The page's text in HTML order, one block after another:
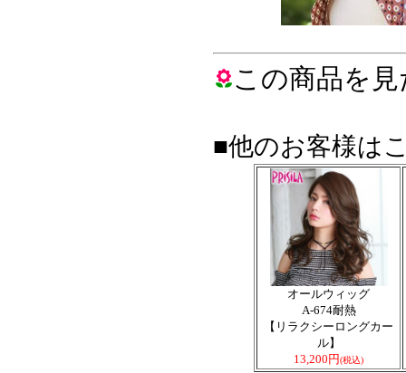
この商品を
■他のお客様は
オールウィッグ
A-674耐熱
【リラクシーロングカー
ル】
13,200円(税込)